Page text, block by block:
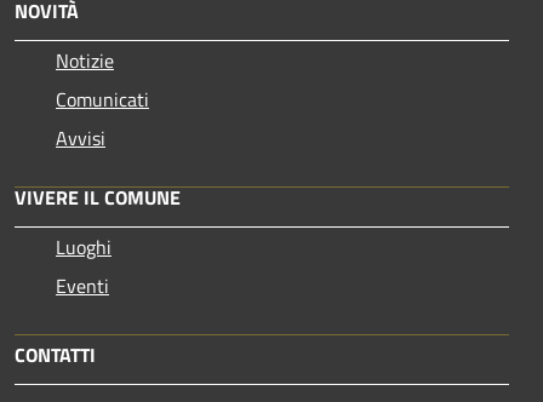
NOVITÀ
Notizie
Comunicati
Avvisi
VIVERE IL COMUNE
Luoghi
Eventi
CONTATTI